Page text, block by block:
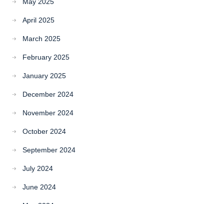
April 2025
March 2025
February 2025
January 2025
December 2024
November 2024
October 2024
September 2024
July 2024
June 2024